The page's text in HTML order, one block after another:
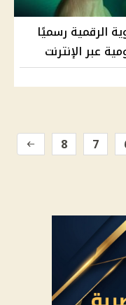
الرقمية رسميًا
عبر الإنترنت
7
8